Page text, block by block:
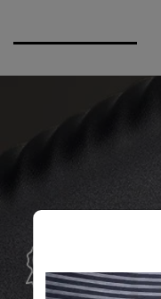
Samsonite承諾